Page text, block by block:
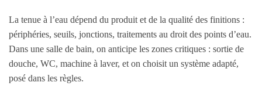
La tenue à l’eau dépend du produit et de la qualité des finitions :
périphéries, seuils, jonctions, traitements au droit des points d’eau.
Dans une salle de bain, on anticipe les zones critiques : sortie de
douche, WC, machine à laver, et on choisit un système adapté,
posé dans les règles.